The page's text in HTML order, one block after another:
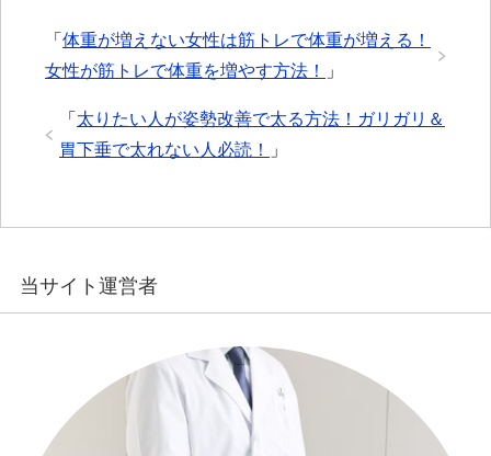
「 体重が増えない女性は筋トレで体重が増える！
女性が筋トレで体重を増やす方法！
」
「 太りたい人が姿勢改善で太る方法！ガリガリ＆
胃下垂で太れない人必読！
」
当サイト運営者